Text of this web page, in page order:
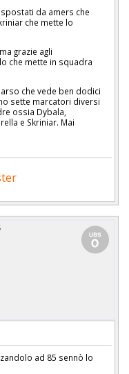
da amers che
che mette lo
grazie agli
che mette in squadra
che vede ben dodici
sette marcatori diversi
ossia Dybala,
e Skriniar. Mai
ad 85 sennò lo